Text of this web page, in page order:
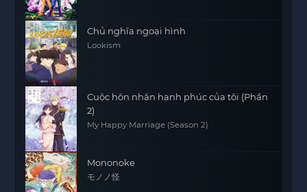
Chủ nghĩa ngoại hình
Lookism
Cuộc hôn nhân hạnh phúc của tôi (Phần
2)
My Happy Marriage (Season 2)
Mononoke
モノノ怪